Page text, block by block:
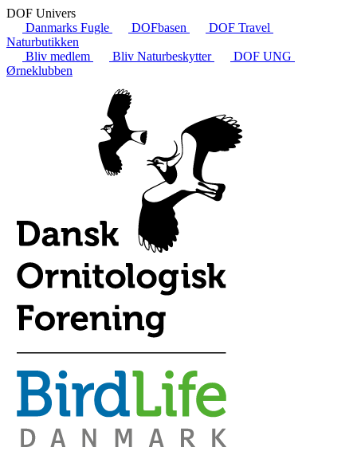
DOF Univers
Danmarks Fugle
DOFbasen
DOF Travel
Naturbutikken
Bliv medlem
Bliv Naturbeskytter
DOF UNG
Ørneklubben